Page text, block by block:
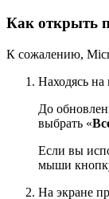
Как открыть
К сожалению,
Находясь на
До
выбрать «
Если вы
мыши
На экране